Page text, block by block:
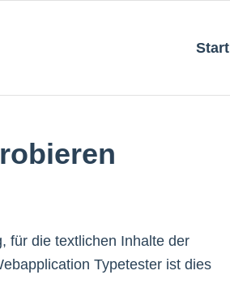
Start
für die textlichen Inhalte der
Typetester ist dies